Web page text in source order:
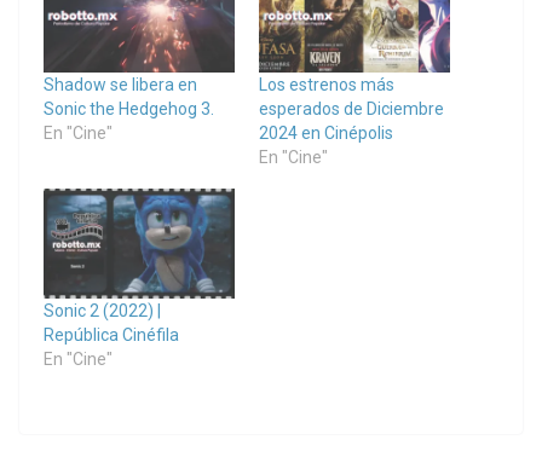
Shadow se libera en
Sonic the Hedgehog 3.
En "Cine"
Los estrenos más
esperados de Diciembre
2024 en Cinépolis
En "Cine"
Sonic 2 (2022) |
República Cinéfila
En "Cine"